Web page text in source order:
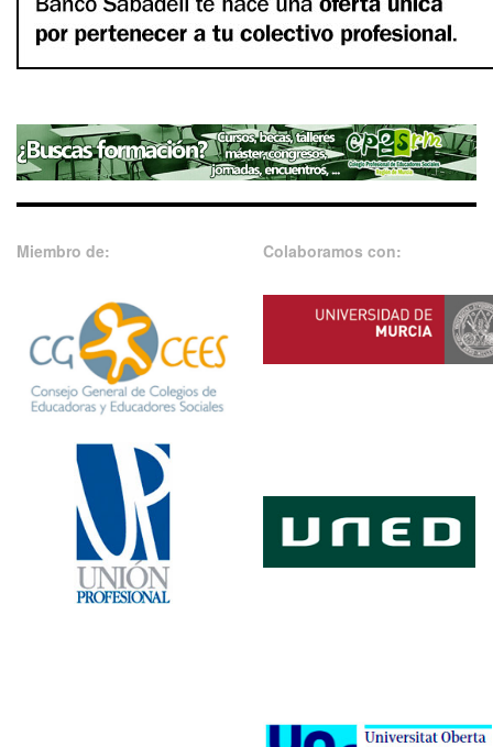
Miembro de: Colaboramos con: